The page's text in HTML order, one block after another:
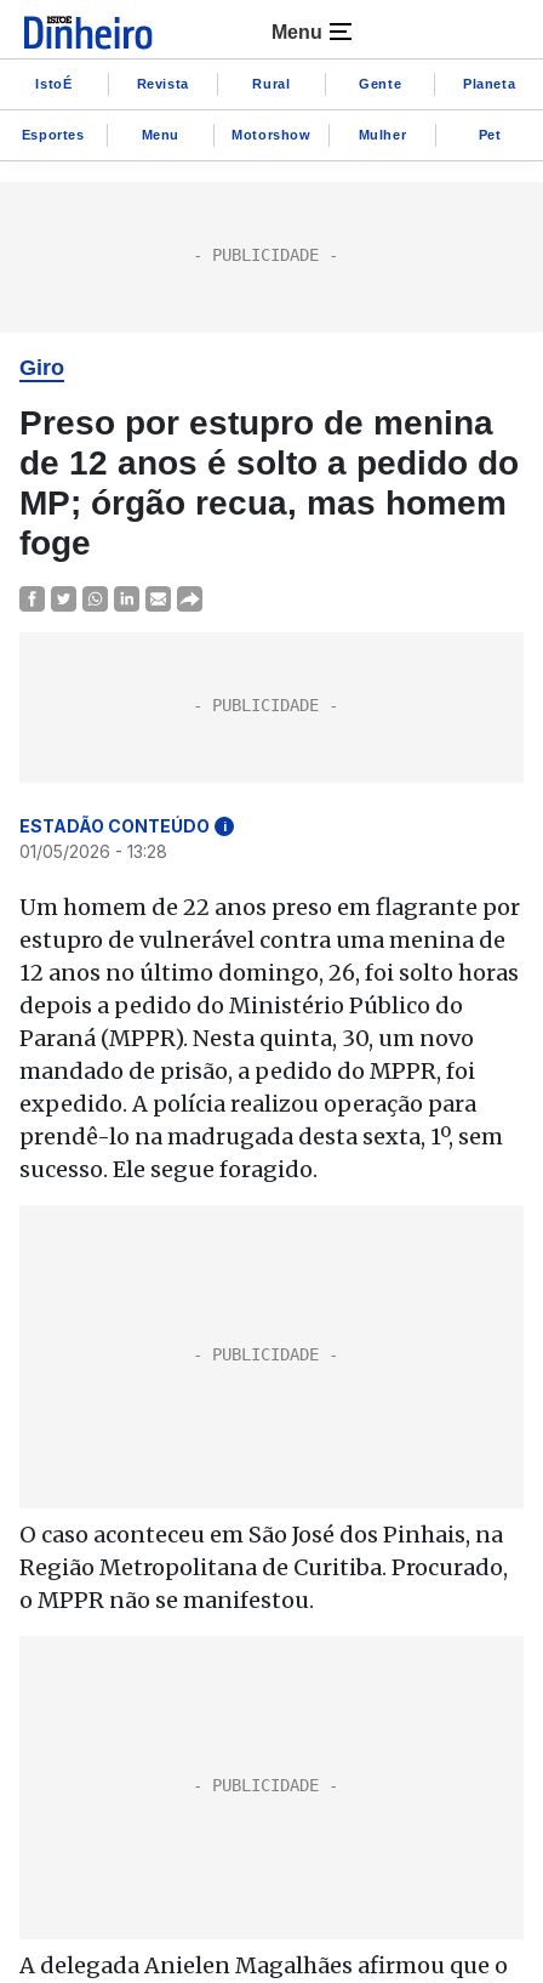
Menu
IstoÉ Revista Rural Gente Planeta
Esportes Menu Motorshow Mulher Pet
Giro
Preso por estupro de menina
de 12 anos é solto a pedido do
MP; órgão recua, mas homem
foge
ESTADÃO CONTEÚDO i
01/05/2026 - 13:28
Um homem de 22 anos preso em flagrante por
estupro de vulnerável contra uma menina de
12 anos no último domingo, 26, foi solto horas
depois a pedido do Ministério Público do
Paraná (MPPR). Nesta quinta, 30, um novo
mandado de prisão, a pedido do MPPR, foi
expedido. A polícia realizou operação para
prendê-lo na madrugada desta sexta, 1º, sem
sucesso. Ele segue foragido.
O caso aconteceu em São José dos Pinhais, na
Região Metropolitana de Curitiba. Procurado,
o MPPR não se manifestou.
A delegada Anielen Magalhães afirmou que o